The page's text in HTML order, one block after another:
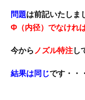
問題は前記いたしま
Φ（内径）でなけれ
今から ノズル特注し
結果は同じです・・・